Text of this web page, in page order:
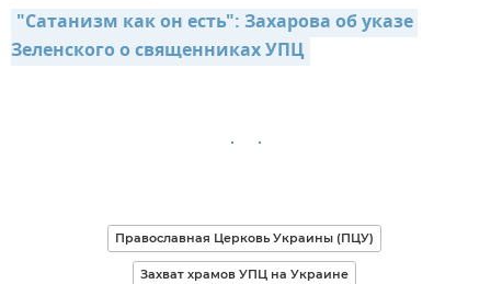
"Сатанизм как он есть": Захарова об указе
Зеленского о священниках УПЦ
Православная Церковь Украины (ПЦУ)
Захват храмов УПЦ на Украине